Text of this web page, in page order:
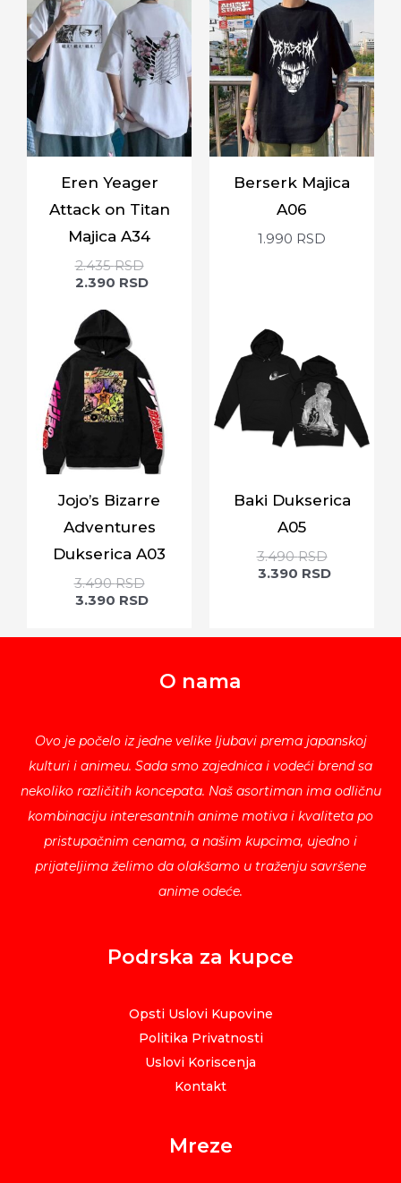
Eren Yeager
Attack on Titan
Majica A34
2.435RSD
2.390 RSD
Berserk Majica
A06
1.990 RSD
Jojo’s Bizarre
Adventures
Dukserica A03
3.490RSD
3.390 RSD
Baki Dukserica
A05
3.490RSD
3.390 RSD
O nama
Ovo je počelo iz jedne velike ljubavi prema japanskoj
kulturi i animeu. Sada smo zajednica i vodeći brend sa
nekoliko različitih koncepata. Naš asortiman ima odličnu
kombinaciju interesantnih anime motiva i kvaliteta po
pristupačnim cenama, a našim kupcima, ujedno i
prijateljima želimo da olakšamo u traženju savršene
anime odeće.
Podrska za kupce
Opsti Uslovi Kupovine
Politika Privatnosti
Uslovi Koriscenja
Kontakt
Mreze